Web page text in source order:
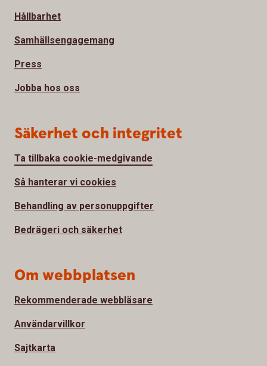
Hållbarhet
Samhällsengagemang
Press
Jobba hos oss
Säkerhet och integritet
Ta tillbaka cookie-medgivande
Så hanterar vi cookies
Behandling av personuppgifter
Bedrägeri och säkerhet
Om webbplatsen
Rekommenderade webbläsare
Användarvillkor
Sajtkarta